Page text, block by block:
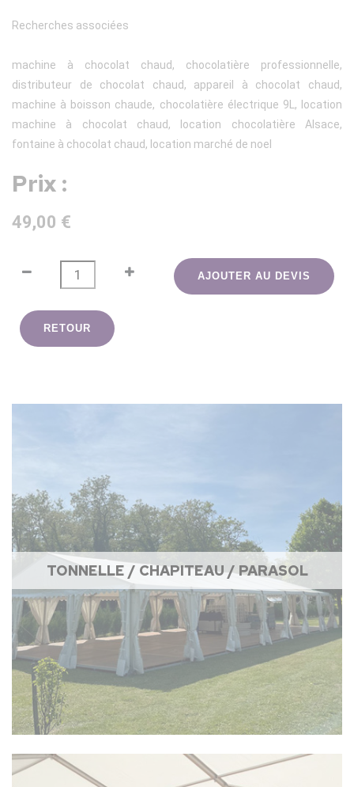
Recherches associées
machine à chocolat chaud, chocolatière professionnelle,
distributeur de chocolat chaud, appareil à chocolat chaud,
machine à boisson chaude, chocolatière électrique 9L, location
machine à chocolat chaud, location chocolatière Alsace,
fontaine à chocolat chaud, location marché de noel
Prix :
49,00 €
AJOUTER AU DEVIS
RETOUR
TONNELLE / CHAPITEAU / PARASOL